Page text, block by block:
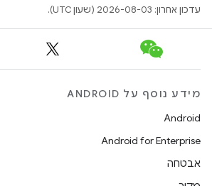
עדכון אחרון: 2026-08-03 (שעון UTC).
מידע נוסף על ANDROID
Android
Android for Enterprise
אבטחה